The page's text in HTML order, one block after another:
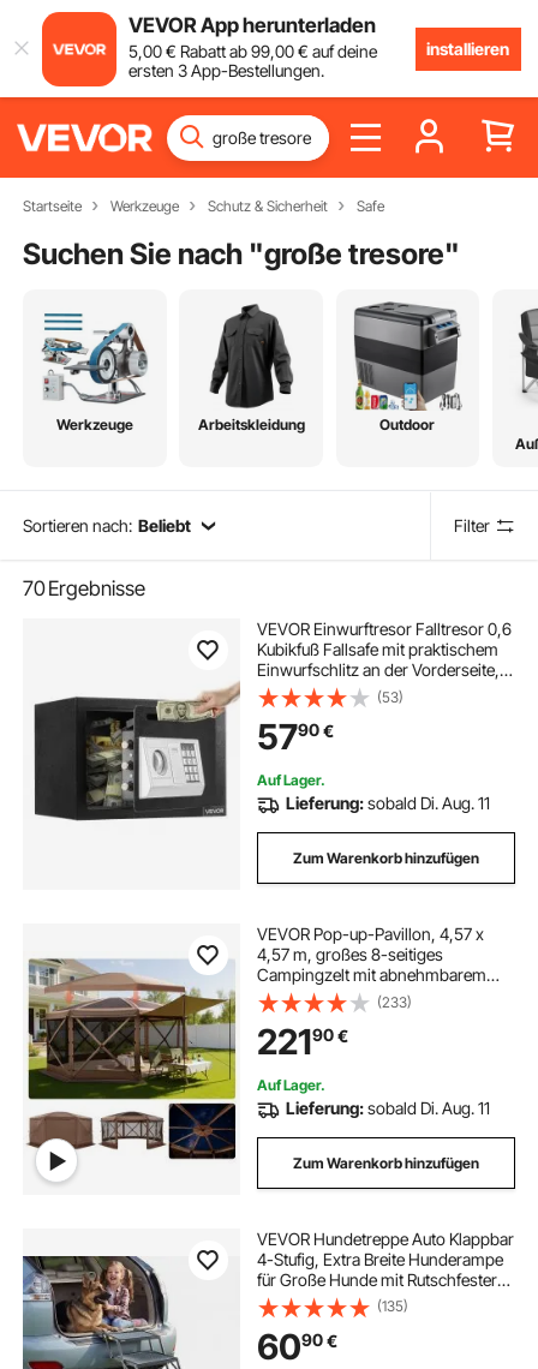
VEVOR App herunterladen
5,00€ Rabatt ab99,00€ auf deine
ersten 3 App-Bestellungen.
installieren
Startseite Werkzeuge Schutz & Sicherheit Safe
Suchen Sie nach "große tresore"
Werkzeuge Arbeitskleidung
Outdoor
Sortieren nach: Beliebt Filter
70Ergebnisse
VEVOR Einwurftresor Falltresor 0,6
Kubikfuß Fallsafe mit praktischem
Einwurfschlitz an der Vorderseite,
Drop Schranktresor mit Tastenfeld
& Drehknopf & 2 Schlüsseln für
Bargeld Bankbelege Rechnung
(53)
5790€
Auf Lager.
Lieferung:sobald Di. Aug. 11
Zum Warenkorb hinzufügen
VEVOR Pop-up-Pavillon, 4,57 x
4,57 m, großes 8-seitiges
Campingzelt mit abnehmbarem
Dach & Tragetasche, Partyzelt,
Sonnenschutz für 12–15 Personen,
für Garten & Terrasse, Braun
(233)
22190€
Auf Lager.
Lieferung:sobald Di. Aug. 11
Zum Warenkorb hinzufügen
VEVOR Hundetreppe Auto Klappbar
4-Stufig, Extra Breite Hunderampe
für Große Hunde mit Rutschfester
Oberfläche, Tragbare Einstiegshilfe
für Auto, SUV, LKW, Hochbett, Sofa,
Tragkraft bis 180 kg
(135)
6090€